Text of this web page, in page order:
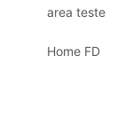
area teste
Home FD